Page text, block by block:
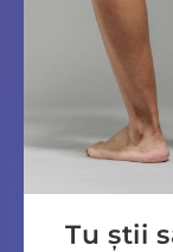
Tu știi